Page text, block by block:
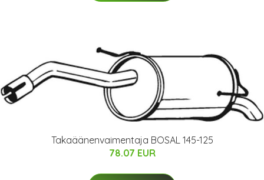
Takaäänenvaimentaja BOSAL 145-125
78.07 EUR